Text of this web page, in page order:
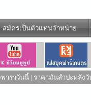
สมัครเป็นตัวแทนจำหน่าย
พาราวันนี้ | ราคามันสำปะหลัง